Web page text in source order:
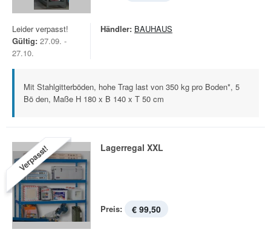
Leider verpasst!
Gültig: 27.09. -
27.10.
Händler: BAUHAUS
Mit Stahlgitterböden, hohe Trag last von 350 kg pro Boden*, 5
Bö den, Maße H 180 x B 140 x T 50 cm
Verpasst! Lagerregal XXL
Preis: € 99,50